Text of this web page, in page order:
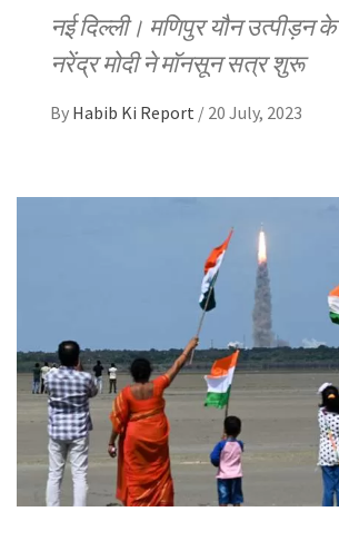
नई दिल्ली। मणिपुर यौन उत्पीड़न
नरेंद्र मोदी ने मॉनसून सत्र शुरू
By Habib Ki Report / 20 July, 2023